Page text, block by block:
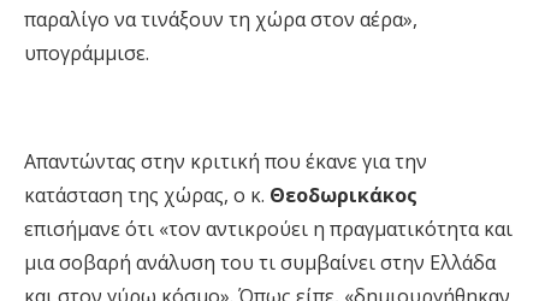
παραλίγο να τινάξουν τη χώρα στον αέρα»,
υπογράμμισε.
Απαντώντας στην κριτική που έκανε για την
κατάσταση της χώρας, ο κ. Θεοδωρικάκος
επισήμανε ότι «τον αντικρούει η πραγματικότητα και
μια σοβαρή ανάλυση του τι συμβαίνει στην Ελλάδα